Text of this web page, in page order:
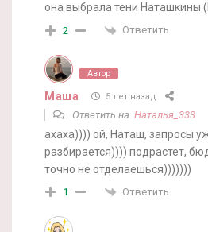
она выбрала тени Наташкины
2 Ответить
Автор
Маша 5 лет назад
Ответить на Наталья_333
ахаха)))) ой, Наташ, запросы
разбирается)))) подрастет,
точно не отделаешься)))))))
1 Ответить